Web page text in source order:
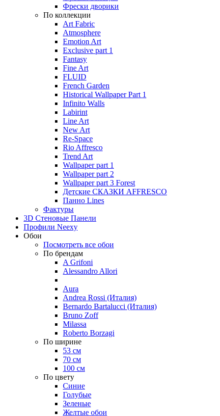
Фрески дворики
По коллекции
Art Fabric
Atmosphere
Emotion Art
Exclusive part 1
Fantasy
Fine Art
FLUID
French Garden
Historical Wallpaper Part 1
Infinito Walls
Labirint
Line Art
New Art
Re-Space
Rio Affresco
Trend Art
Wallpaper part 1
Wallpaper part 2
Wallpaper part 3 Forest
Детские СКАЗКИ AFFRESCO
Панно Lines
Фактуры
3D Стеновые Панели
Профили Neexy
Обои
Посмотреть все обои
По брендам
A Grifoni
Alessandro Allori
Aura
Andrea Rossi (Италия)
Bernardo Bartalucci (Италия)
Bruno Zoff
Milassa
Roberto Borzagi
По ширине
53 см
70 см
100 см
По цвету
Синие
Голубые
Зеленые
Желтые обои